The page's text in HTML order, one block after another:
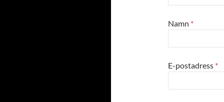
Namn *
E-postadress *